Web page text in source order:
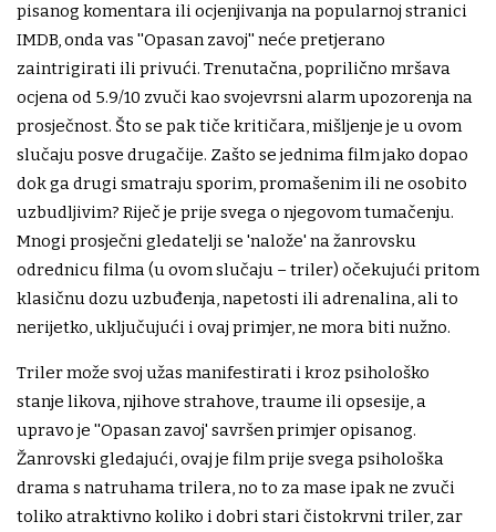
pisanog komentara ili ocjenjivanja na popularnoj stranici
IMDB, onda vas ''Opasan zavoj'' neće pretjerano
zaintrigirati ili privući. Trenutačna, poprilično mršava
ocjena od 5.9/10 zvuči kao svojevrsni alarm upozorenja na
prosječnost. Što se pak tiče kritičara, mišljenje je u ovom
slučaju posve drugačije. Zašto se jednima film jako dopao
dok ga drugi smatraju sporim, promašenim ili ne osobito
uzbudljivim? Riječ je prije svega o njegovom tumačenju.
Mnogi prosječni gledatelji se 'nalože' na žanrovsku
odrednicu filma (u ovom slučaju – triler) očekujući pritom
klasičnu dozu uzbuđenja, napetosti ili adrenalina, ali to
nerijetko, uključujući i ovaj primjer, ne mora biti nužno.
Triler može svoj užas manifestirati i kroz psihološko
stanje likova, njihove strahove, traume ili opsesije, a
upravo je ''Opasan zavoj' savršen primjer opisanog.
Žanrovski gledajući, ovaj je film prije svega psihološka
drama s natruhama trilera, no to za mase ipak ne zvuči
toliko atraktivno koliko i dobri stari čistokrvni triler, zar